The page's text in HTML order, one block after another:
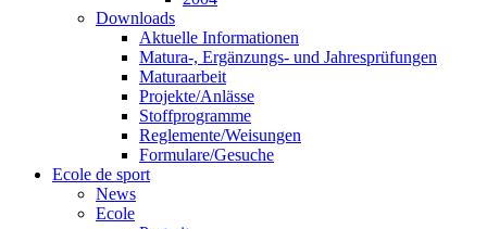
Downloads
Aktuelle Informationen
Matura-, Ergänzungs- und Jahresprüfungen
Maturaarbeit
Projekte/Anlässe
Stoffprogramme
Reglemente/Weisungen
Formulare/Gesuche
Ecole de sport
News
Ecole